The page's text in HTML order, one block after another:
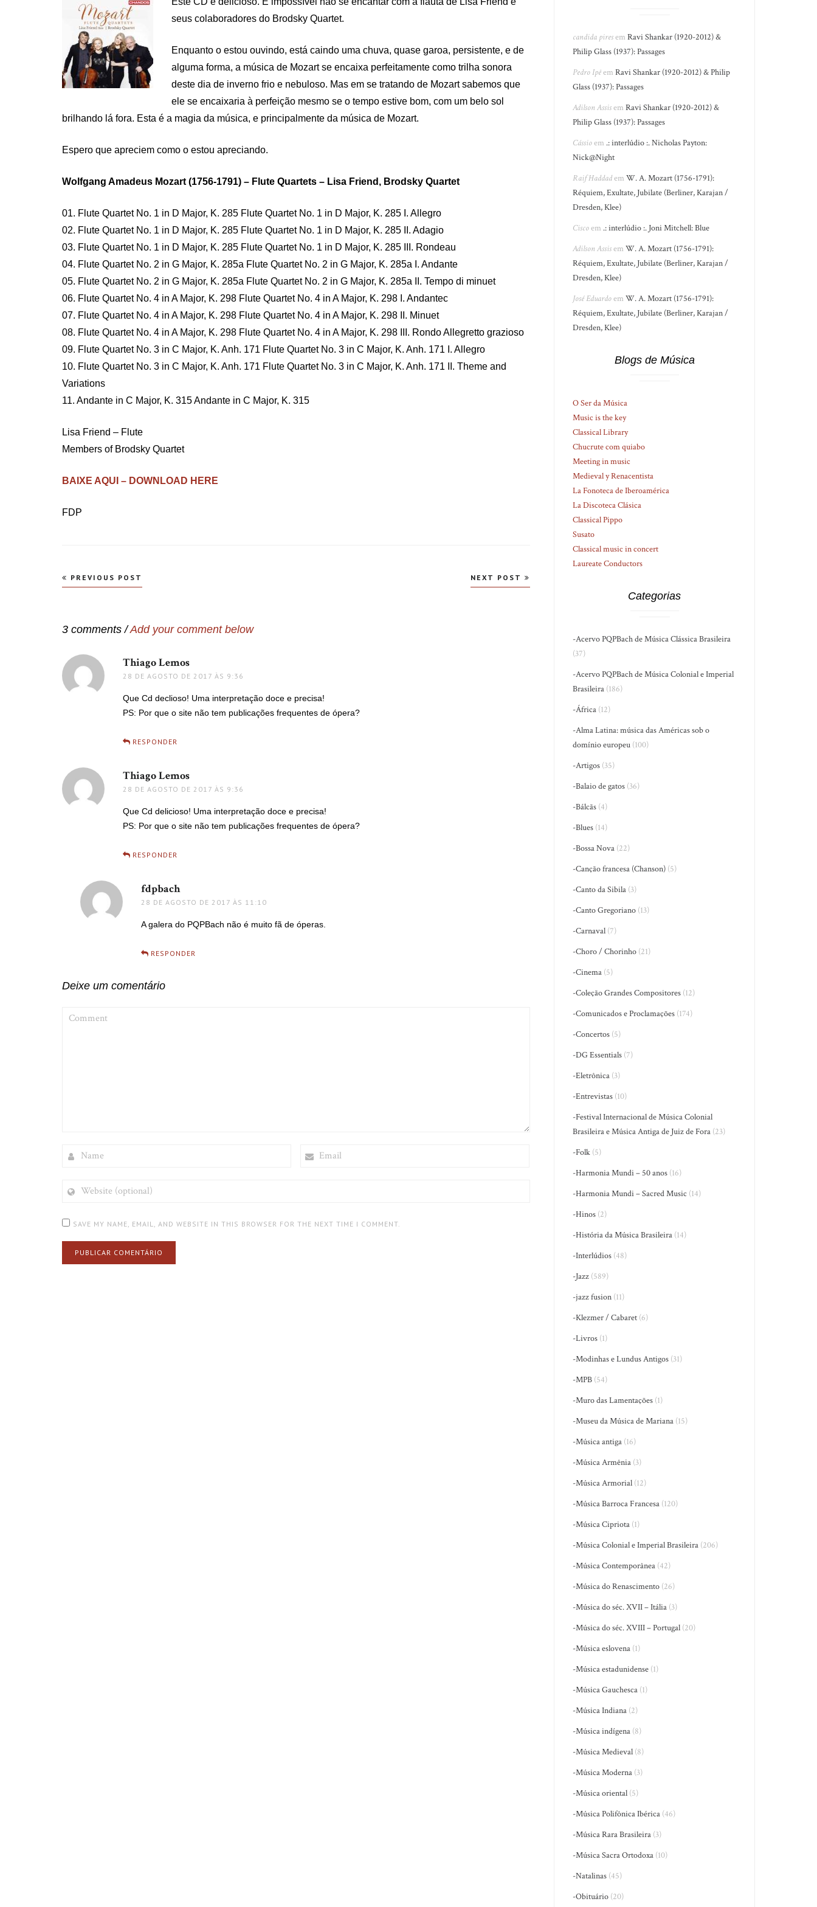
seus colaboradores do Brodsky Quartet.
Enquanto o estou ouvindo, está caindo uma chuva, quase garoa, persistente, e de
alguma forma, a música de Mozart se encaixa perfeitamente como trilha sonora
deste dia de inverno frio e nebuloso. Mas em se tratando de Mozart sabemos que
ele se encaixaria à perfeição mesmo se o tempo estive bom, com um belo sol
brilhando lá fora. Esta é a magia da música, e principalmente da música de Mozart.
Espero que apreciem como o estou apreciando.
Wolfgang Amadeus Mozart (1756-1791) – Flute Quartets – Lisa Friend, Brodsky Quartet
01. Flute Quartet No. 1 in D Major, K. 285 Flute Quartet No. 1 in D Major, K. 285 I. Allegro
02. Flute Quartet No. 1 in D Major, K. 285 Flute Quartet No. 1 in D Major, K. 285 II. Adagio
03. Flute Quartet No. 1 in D Major, K. 285 Flute Quartet No. 1 in D Major, K. 285 III. Rondeau
04. Flute Quartet No. 2 in G Major, K. 285a Flute Quartet No. 2 in G Major, K. 285a I. Andante
05. Flute Quartet No. 2 in G Major, K. 285a Flute Quartet No. 2 in G Major, K. 285a II. Tempo di minuet
06. Flute Quartet No. 4 in A Major, K. 298 Flute Quartet No. 4 in A Major, K. 298 I. Andantec
07. Flute Quartet No. 4 in A Major, K. 298 Flute Quartet No. 4 in A Major, K. 298 II. Minuet
08. Flute Quartet No. 4 in A Major, K. 298 Flute Quartet No. 4 in A Major, K. 298 III. Rondo Allegretto grazioso
09. Flute Quartet No. 3 in C Major, K. Anh. 171 Flute Quartet No. 3 in C Major, K. Anh. 171 I. Allegro
10. Flute Quartet No. 3 in C Major, K. Anh. 171 Flute Quartet No. 3 in C Major, K. Anh. 171 II. Theme and
Variations
11. Andante in C Major, K. 315 Andante in C Major, K. 315
Lisa Friend – Flute
Members of Brodsky Quartet
BAIXE AQUI – DOWNLOAD HERE
FDP
Navegação
PREVIOUS POST NEXT POST
3 comments /Add your comment below
Thiago Lemos
28 DE AGOSTO DE 2017 ÀS 9:36
Que Cd declioso! Uma interpretação doce e precisa!
PS: Por que o site não tem publicações frequentes de ópera?
RESPONDER
Thiago Lemos
28 DE AGOSTO DE 2017 ÀS 9:36
Que Cd delicioso! Uma interpretação doce e precisa!
PS: Por que o site não tem publicações frequentes de ópera?
RESPONDER
fdpbachdisse:
28 DE AGOSTO DE 2017 ÀS 11:10
A galera do PQPBach não é muito fã de óperas.
RESPONDER
Deixe um comentário
(OPTIONAL)
SAVE MY NAME, EMAIL, AND WEBSITE IN THIS BROWSER FOR THE NEXT TIME I COMMENT.
candida piresemRavi Shankar (1920-2012) &
Philip Glass (1937): Passages
Pedro IpêemRavi Shankar (1920-2012) & Philip
Glass (1937): Passages
Adilson AssisemRavi Shankar (1920-2012) &
Philip Glass (1937): Passages
Cássioem .: interlúdio :. Nicholas Payton:
Nick@Night
Raif HaddademW. A. Mozart (1756-1791):
Réquiem, Exultate, Jubilate (Berliner, Karajan /
Dresden, Klee)
Ciscoem .: interlúdio :. Joni Mitchell: Blue
Adilson AssisemW. A. Mozart (1756-1791):
Réquiem, Exultate, Jubilate (Berliner, Karajan /
Dresden, Klee)
José EduardoemW. A. Mozart (1756-1791):
Réquiem, Exultate, Jubilate (Berliner, Karajan /
Dresden, Klee)
Blogs de Música
O Ser da Música
Music is the key
Classical Library
Chucrute com quiabo
Meeting in music
Medieval y Renacentista
La Fonoteca de Iberoamérica
La Discoteca Clásica
Classical Pippo
Susato
Classical music in concert
Laureate Conductors
Categorias
-Acervo PQPBach de Música Clássica Brasileira
(37)
-Acervo PQPBach de Música Colonial e Imperial
Brasileira (186)
-África (12)
-Alma Latina: música das Américas sob o
domínio europeu (100)
-Artigos (35)
-Balaio de gatos (36)
-Bálcãs (4)
-Blues (14)
-Bossa Nova (22)
-Canção francesa (Chanson) (5)
-Canto da Sibila (3)
-Canto Gregoriano (13)
-Carnaval (7)
-Choro / Chorinho (21)
-Cinema (5)
-Coleção Grandes Compositores (12)
-Comunicados e Proclamações (174)
-Concertos (5)
-DG Essentials (7)
-Eletrônica (3)
-Entrevistas (10)
-Festival Internacional de Música Colonial
Brasileira e Música Antiga de Juiz de Fora (23)
-Folk (5)
-Harmonia Mundi – 50 anos (16)
-Harmonia Mundi – Sacred Music (14)
-Hinos (2)
-História da Música Brasileira (14)
-Interlúdios (48)
-Jazz (589)
-jazz fusion (11)
-Klezmer / Cabaret (6)
-Livros (1)
-Modinhas e Lundus Antigos (31)
-MPB (54)
-Muro das Lamentações (1)
-Museu da Música de Mariana (15)
-Música antiga (16)
-Música Armênia (3)
-Música Armorial (12)
-Música Barroca Francesa (120)
-Música Cipriota (1)
-Música Colonial e Imperial Brasileira (206)
-Música Contemporânea (42)
-Música do Renascimento (26)
-Música do séc. XVII – Itália (3)
-Música do séc. XVIII – Portugal (20)
-Música eslovena (1)
-Música estadunidense (1)
-Música Gauchesca (1)
-Música Indiana (2)
-Música indígena (8)
-Música Medieval (8)
-Música Moderna (3)
-Música oriental (5)
-Música Polifônica Ibérica (46)
-Música Rara Brasileira (3)
-Música Sacra Ortodoxa (10)
-Natalinas (45)
-Obituário (20)